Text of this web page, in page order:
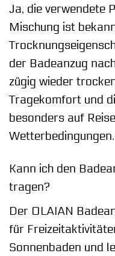
Ja, die verwendete
Mischung ist
der Badeanzug
zügig wieder
Tragekomfort und
besonders auf
Wetterbedingungen.
Kann ich den
tragen?
Der OLAIAN
für
Sonnenbaden und